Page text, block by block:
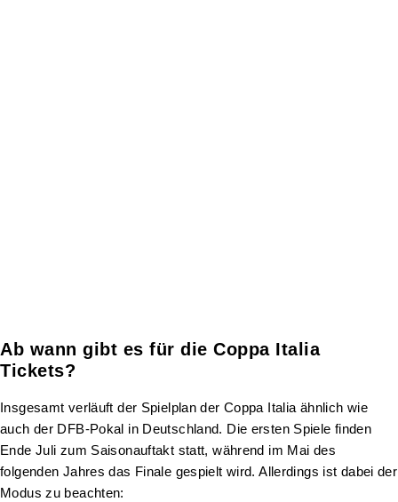
Ab wann gibt es für die Coppa Italia
Tickets?
Insgesamt verläuft der Spielplan der Coppa Italia ähnlich wie
auch der DFB-Pokal in Deutschland. Die ersten Spiele finden
Ende Juli zum Saisonauftakt statt, während im Mai des
folgenden Jahres das Finale gespielt wird. Allerdings ist dabei der
Modus zu beachten: